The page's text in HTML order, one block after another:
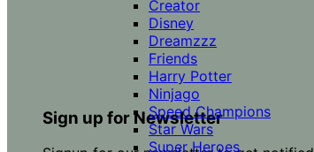
Sign up for Newsletter
Creator
Disney
Dreamzzz
Friends
Harry Potter
Ninjago
Speed Champions
Star Wars
Super Heroes